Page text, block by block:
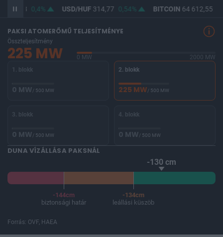
363,18 0,4% USD/HUF314,77 0,54% BITCOIN64 612,55
PAKSI ATOMERŐMŰ TELJESÍTMÉNYE
Összteljesítmény
225 MW 0 MW
2000 MW
1. blokk
0 MW/ 500 MW
2. blokk
225 MW/ 500 MW
3. blokk
0 MW/ 500 MW
4. blokk
0 MW/ 500 MW
DUNA VÍZÁLLÁSA PAKSNÁL
-130 cm
-144cm
biztonsági határ
-134cm
leállási küszöb
Forrás: OVF, HAEA